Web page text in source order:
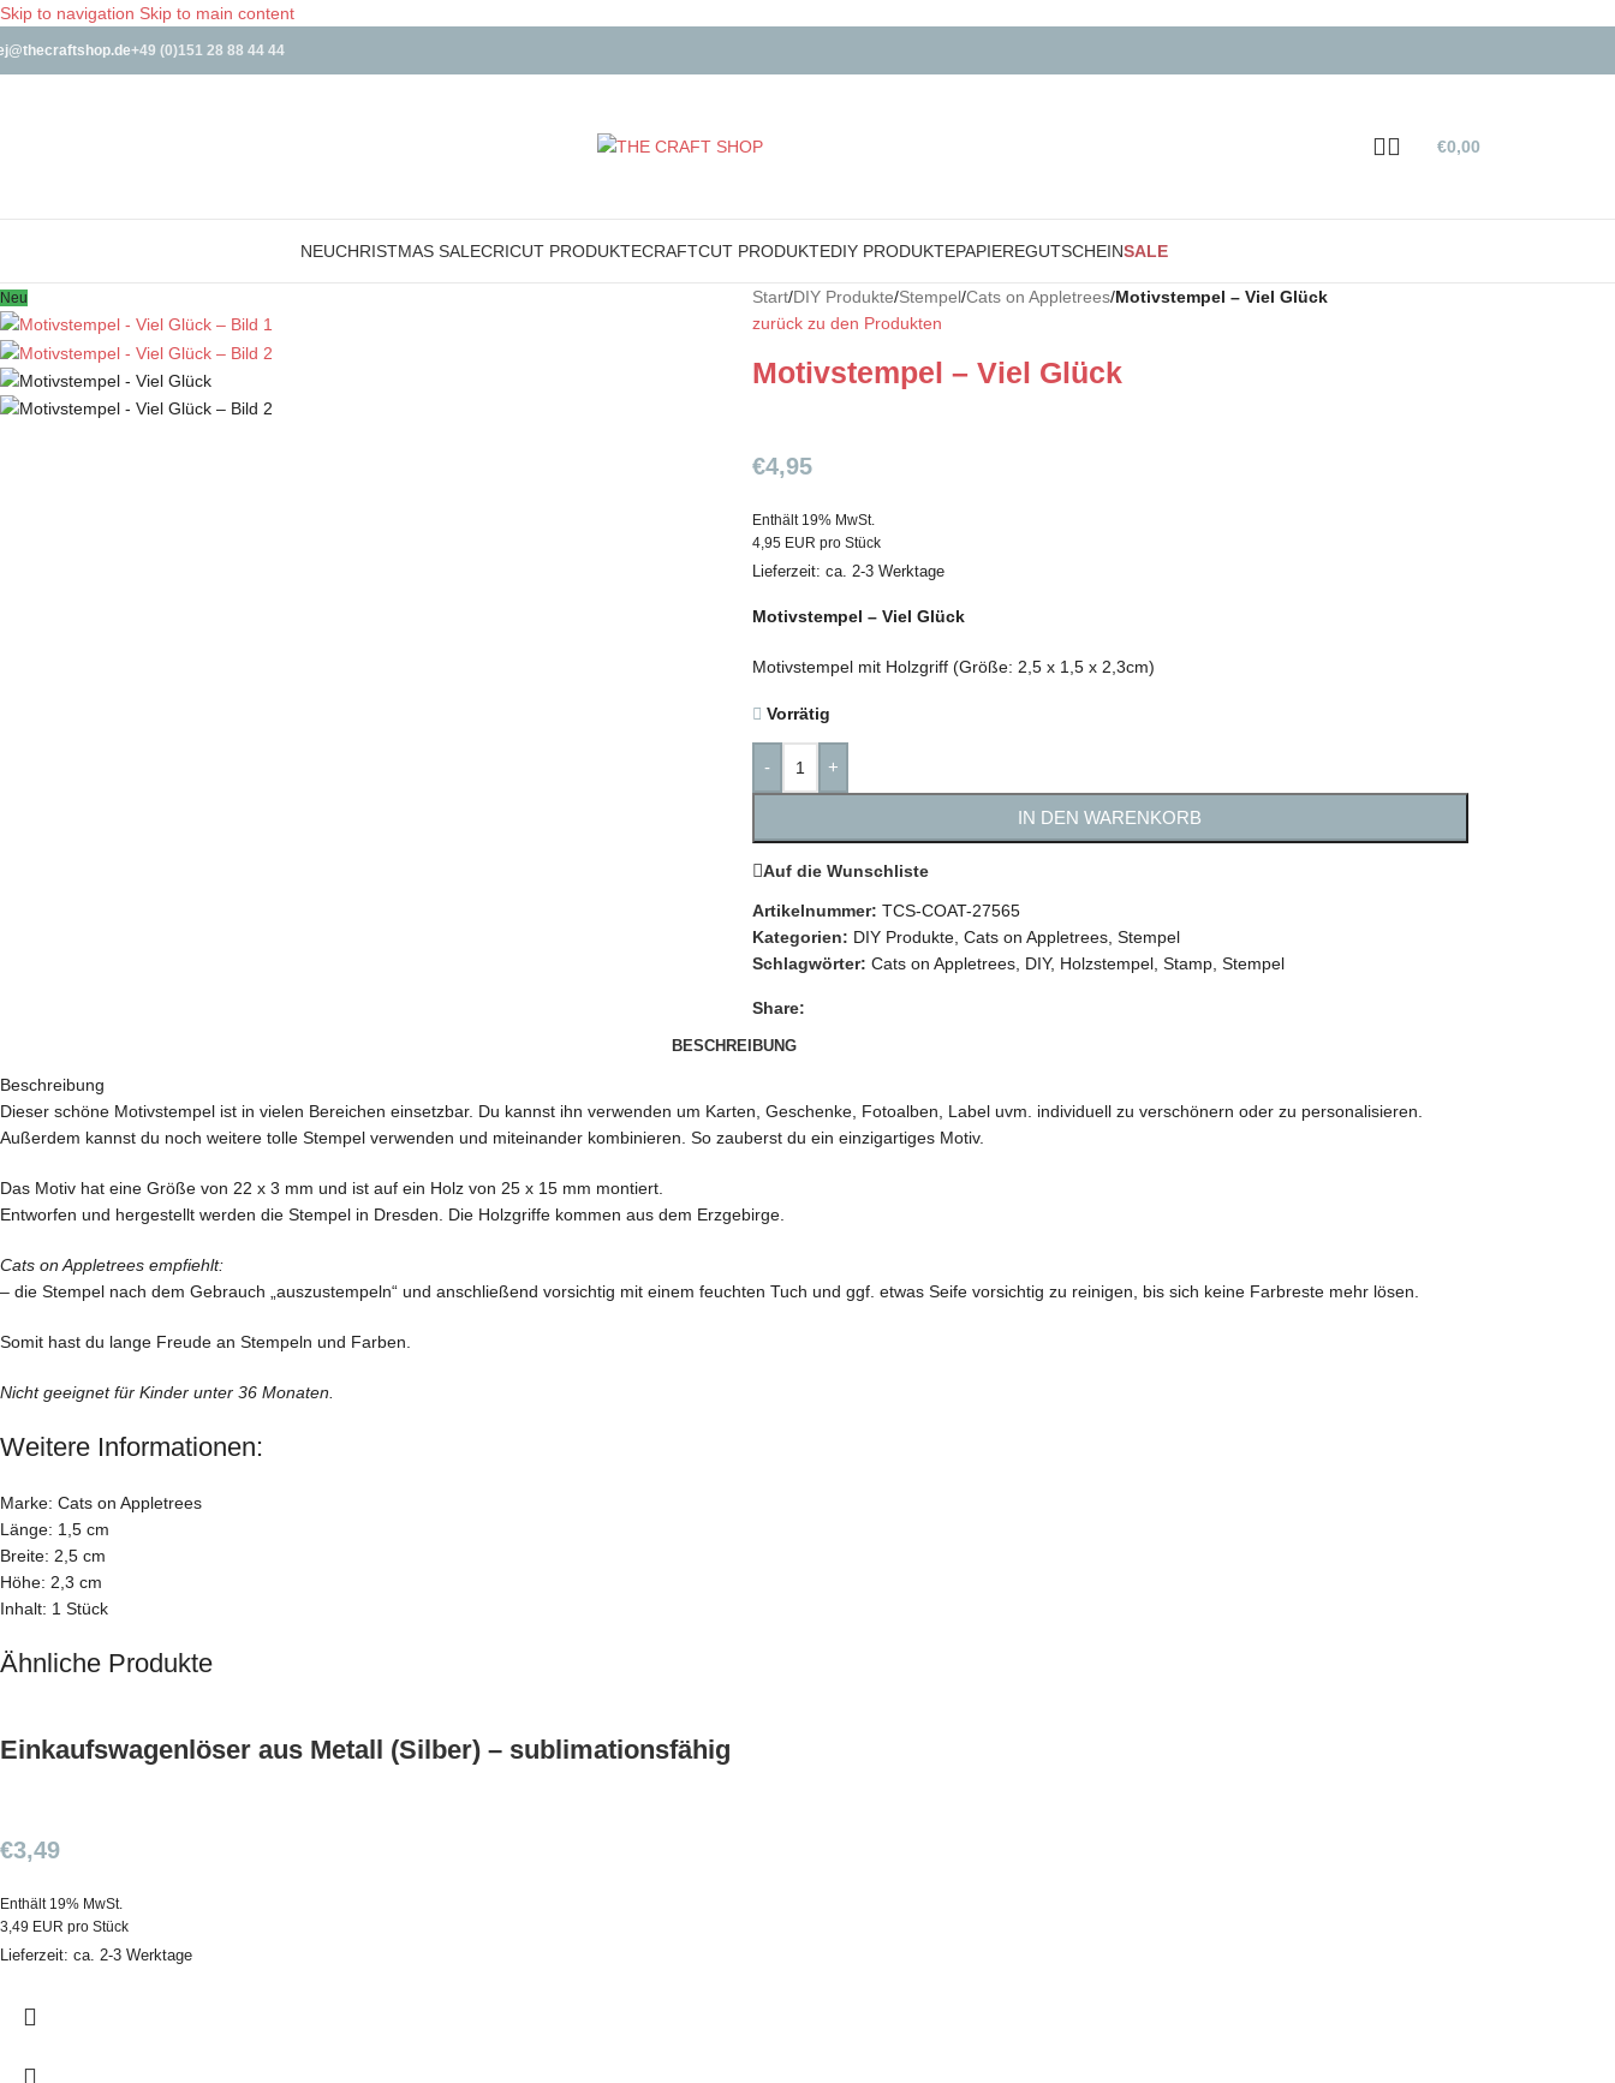
Skip to navigation Skip to main content
+49 (0)151 28 88 44 44
€0,00
NEUCHRISTMAS SALECRICUT PRODUKTECRAFTCUT PRODUKTEDIY PRODUKTEPAPIEREGUTSCHEINSALE
Neu Start/DIY Produkte/Stempel/Cats on Appletrees/Motivstempel – Viel Glück
zurück zu den Produkten
Motivstempel – Viel Glück
€4,95
Enthält 19% MwSt.
4,95 EUR pro Stück
Lieferzeit: ca. 2-3 Werktage
Motivstempel – Viel Glück
Motivstempel mit Holzgriff (Größe: 2,5 x 1,5 x 2,3cm)
Vorrätig
- +
IN DEN WARENKORB
Auf die Wunschliste
Artikelnummer: TCS-COAT-27565
Kategorien: DIY Produkte, Cats on Appletrees, Stempel
Schlagwörter: Cats on Appletrees, DIY, Holzstempel, Stamp, Stempel
Share:
BESCHREIBUNG
Beschreibung
Dieser schöne Motivstempel ist in vielen Bereichen einsetzbar. Du kannst ihn verwenden um Karten, Geschenke, Fotoalben, Label uvm. individuell zu verschönern oder zu personalisieren.
Außerdem kannst du noch weitere tolle Stempel verwenden und miteinander kombinieren. So zauberst du ein einzigartiges Motiv.
Das Motiv hat eine Größe von 22 x 3 mm und ist auf ein Holz von 25 x 15 mm montiert.
Entworfen und hergestellt werden die Stempel in Dresden. Die Holzgriffe kommen aus dem Erzgebirge.
Cats on Appletrees empfiehlt:
– die Stempel nach dem Gebrauch „auszustempeln“ und anschließend vorsichtig mit einem feuchten Tuch und ggf. etwas Seife vorsichtig zu reinigen, bis sich keine Farbreste mehr lösen.
Somit hast du lange Freude an Stempeln und Farben.
Nicht geeignet für Kinder unter 36 Monaten.
Weitere Informationen:
Marke: Cats on Appletrees
Länge: 1,5 cm
Breite: 2,5 cm
Höhe: 2,3 cm
Inhalt: 1 Stück
Ähnliche Produkte
Einkaufswagenlöser aus Metall (Silber) – sublimationsfähig
€3,49
Enthält 19% MwSt.
3,49 EUR pro Stück
Lieferzeit: ca. 2-3 Werktage